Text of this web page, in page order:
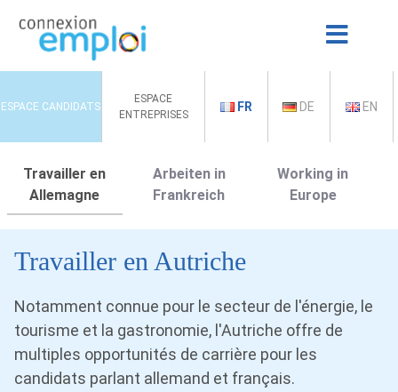
ESPACE CANDIDATS
ESPACE
ENTREPRISES
FR DE EN
Travailler en
Allemagne
Arbeiten in
Frankreich
Working in
Europe
Travailler en Autriche
Notamment connue pour le secteur de l'énergie, le
tourisme et la gastronomie, l'Autriche offre de
multiples opportunités de carrière pour les
candidats parlant allemand et français.